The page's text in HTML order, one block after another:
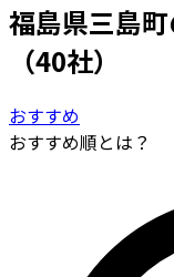
福島県三島
（40社）
おすすめ
おすすめ順とは？